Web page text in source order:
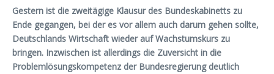
Gestern ist die zweitägige Klausur des Bundeskabinetts zu
Ende gegangen, bei der es vor allem auch darum gehen sollte,
Deutschlands Wirtschaft wieder auf Wachstumskurs zu
bringen. Inzwischen ist allerdings die Zuversicht in die
Problemlösungskompetenz der Bundesregierung deutlich